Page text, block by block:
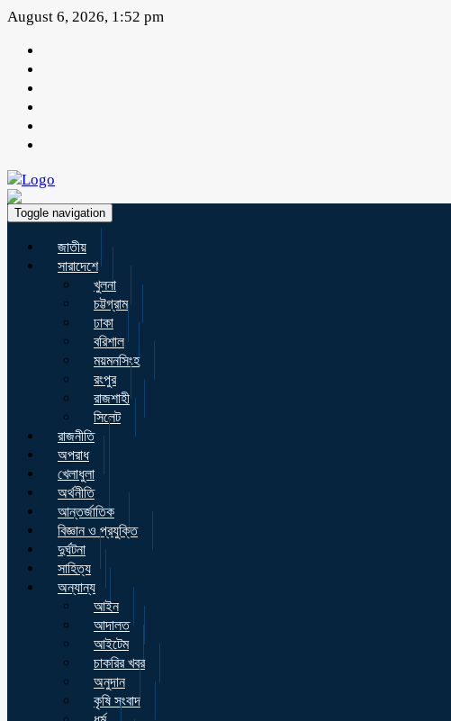
August 6, 2026, 1:52 pm
Toggle navigation
জাতীয়
সারাদেশে
খুলনা
চট্টগ্রাম
ঢাকা
বরিশাল
ময়মনসিংহ
রংপুর
রাজশাহী
সিলেট
রাজনীতি
অপরাধ
খেলাধুলা
অর্থনীতি
আন্তর্জাতিক
বিজ্ঞান ও প্রযুক্তি
দুর্ঘটনা
সাহিত্য
অন্যান্য
আইন
আদালত
আইটেম
চাকরির খবর
অনুদান
কৃষি সংবাদ